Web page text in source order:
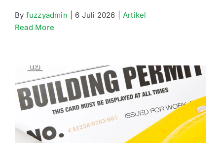
By fuzzyadmin 6 Juli 2026
Artikel
Read More